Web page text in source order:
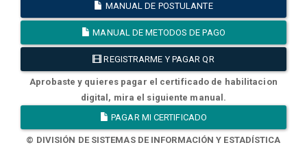
MANUAL DE POSTULANTE
MANUAL DE METODOS DE PAGO
REGISTRARME Y PAGAR QR
Aprobaste y quieres pagar el certificado de habilitacion
digital, mira el siguiente manual.
PAGAR MI CERTIFICADO
© DIVISIÓN DE SISTEMAS DE INFORMACIÓN Y ESTADÍSTICA